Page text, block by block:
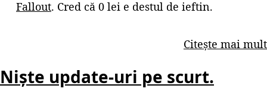
Fallout. Cred că 0 lei e destul de ieftin.
Citește mai mult
Niște update-uri pe scurt.